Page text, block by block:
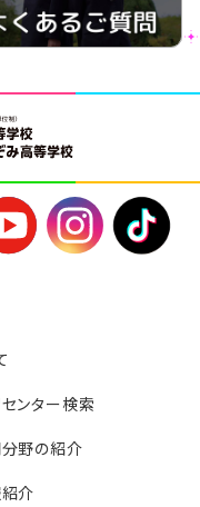
ンター検索
野の紹介
介